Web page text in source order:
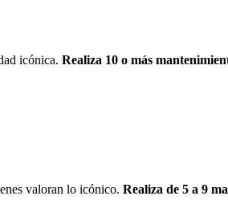
icónica. Realiza 10 o más
valoran lo icónico. Realiza de 5 a 9